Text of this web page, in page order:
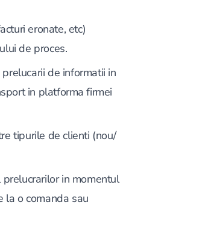
eronate, etc)
de proces.
de informatii in
in platforma firmei
tipurile de clienti (nou/
in momentul
la o comanda sau